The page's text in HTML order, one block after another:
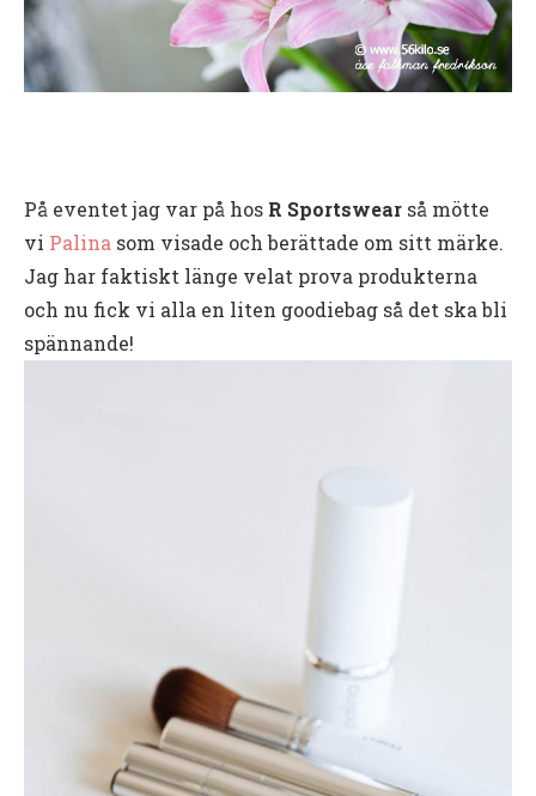
På eventet jag var på hos R Sportswear så mötte
vi Palina som visade och berättade om sitt märke.
Jag har faktiskt länge velat prova produkterna
och nu fick vi alla en liten goodiebag så det ska bli
spännande!